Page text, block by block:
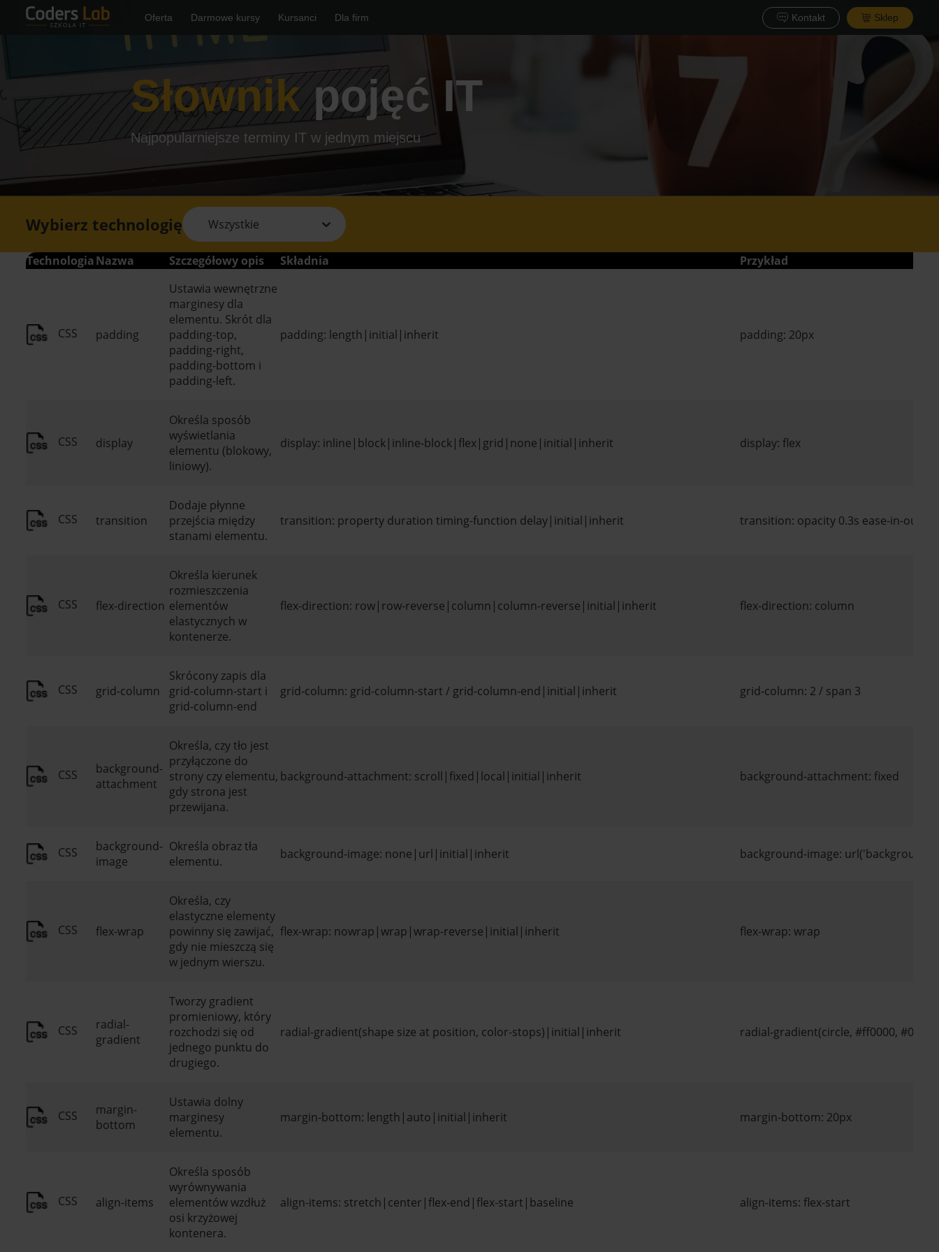
Oferta Darmowe kursy Kursanci Dla firm Kontakt Sklep
Słownik pojęć IT
Najpopularniejsze terminy IT w jednym miejscu
Wybierz technologię Wszystkie
TechnologiaNazwa Szczegółowy opis Składnia Przykład
CSS padding
Ustawia wewnętrzne
marginesy dla
elementu. Skrót dla
padding-top,
padding-right,
padding-bottom i
padding-left.
padding: length|initial|inherit padding: 20px
CSS display
Określa sposób
wyświetlania
elementu (blokowy,
liniowy).
display: inline|block|inline-block|flex|grid|none|initial|inherit display: flex
CSS transition
Dodaje płynne
przejścia między
stanami elementu.
transition: property duration timing-function delay|initial|inherit transition: opacity 0.3s ease-in-out
CSS flex-direction
Określa kierunek
rozmieszczenia
elementów
elastycznych w
kontenerze.
flex-direction: row|row-reverse|column|column-reverse|initial|inherit flex-direction: column
CSS grid-column
Skrócony zapis dla
grid-column-start i
grid-column-end
grid-column: grid-column-start / grid-column-end|initial|inherit grid-column: 2 / span 3
CSS
background-
attachment
Określa, czy tło jest
przyłączone do
strony czy elementu,
gdy strona jest
przewijana.
background-attachment: scroll|fixed|local|initial|inherit background-attachment: fixed
CSS
background-
image
Określa obraz tła
elementu.
background-image: none|url|initial|inherit background-image:
CSS flex-wrap
Określa, czy
elastyczne elementy
powinny się zawijać,
gdy nie mieszczą się
w jednym wierszu.
flex-wrap: nowrap|wrap|wrap-reverse|initial|inherit flex-wrap: wrap
CSS
radial-
gradient
Tworzy gradient
promieniowy, który
rozchodzi się od
jednego punktu do
drugiego.
radial-gradient(shape size at position, color-stops)|initial|inherit radial-gradient(circle, #ff0000,
CSS
margin-
bottom
Ustawia dolny
marginesy
elementu.
margin-bottom: length|auto|initial|inherit margin-bottom: 20px
CSS align-items
Określa sposób
wyrównywania
elementów wzdłuż
osi krzyżowej
kontenera.
align-items: stretch|center|flex-end|flex-start|baseline align-items: flex-start